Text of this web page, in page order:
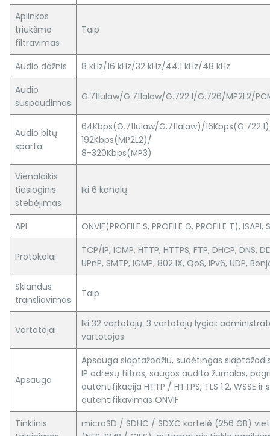
Aplinkos
triukšmo
filtravimas
Taip
Audio dažnis
8 kHz/16 kHz/32 kHz/44.1 kHz/48 kHz
Audio
suspaudimas
G.711ulaw/G.711alaw/G.722.1/G.726/MP2L2/
Audio bitų
sparta
64Kbps(G.711ulaw/G.711alaw)/
192Kbps(MP2L2)/
8-320Kbps(MP3)
Vienalaikis
tiesioginis
stebėjimas
Iki 6 kanalų
API ONVIF(PROFILE S, PROFILE G, PROFILE T), ISAPI,
Protokolai
TCP/IP, ICMP, HTTP, HTTPS, FTP, DHCP, DNS,
UPnP, SMTP, IGMP, 802.1X, QoS, IPv6, UDP,
Sklandus
transliavimas
Taip
Vartotojai
Iki 32 vartotojų. 3 vartotojų lygiai:
vartotojas
Apsauga
Apsauga slaptažodžiu, sudėtingas
IP adresų filtras, saugos audito žurnalas,
autentifikacija HTTP / HTTPS, TLS 1.2, WSSE ir
autentifikavimas ONVIF
Tinklinis
microSD / SDHC / SDXC kortelė (256 GB)